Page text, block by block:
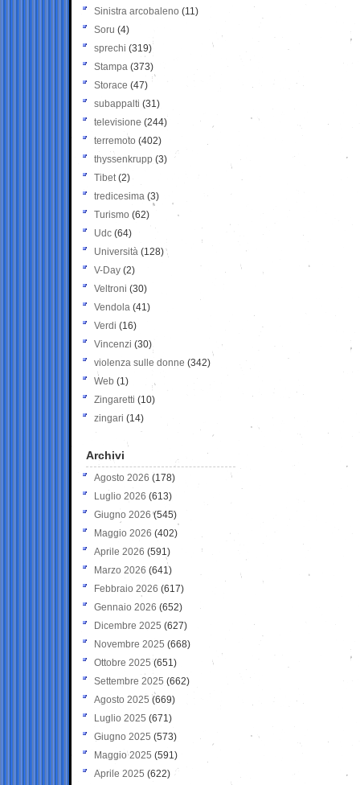
Sinistra arcobaleno (11)
Soru (4)
sprechi (319)
Stampa (373)
Storace (47)
subappalti (31)
televisione(244)
terremoto (402)
thyssenkrupp (3)
Tibet(2)
tredicesima (3)
Turismo (62)
Udc (64)
Università (128)
V-Day (2)
Veltroni (30)
Vendola (41)
Verdi (16)
Vincenzi (30)
violenza sulle donne (342)
Web (1)
Zingaretti (10)
zingari (14)
Archivi
Agosto 2026 (178)
Luglio 2026 (613)
Giugno 2026 (545)
Maggio 2026 (402)
Aprile 2026 (591)
Marzo 2026 (641)
Febbraio 2026 (617)
Gennaio 2026 (652)
Dicembre 2025 (627)
Novembre 2025 (668)
Ottobre 2025 (651)
Settembre 2025 (662)
Agosto 2025 (669)
Luglio 2025 (671)
Giugno 2025 (573)
Maggio 2025 (591)
Aprile 2025 (622)